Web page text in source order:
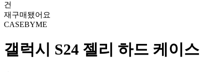
건
재구매됐어요
CASEBYME
갤럭시 S24 젤리 하드 케이스